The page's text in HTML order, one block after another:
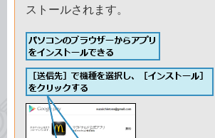
ストールされます。